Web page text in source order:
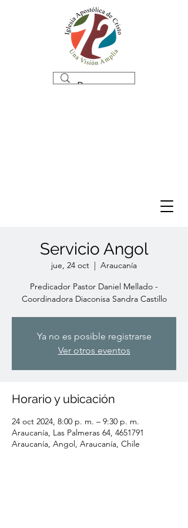
Servicio Angol
jue, 24 oct
  |
Araucanía
Predicador Pastor Daniel Mellado -
Coordinadora Diaconisa Sandra Castillo
Ya no es posible registrarse
Ver otros eventos
Horario y ubicación
24 oct 2024, 8:00 p. m. – 9:30 p. m.
Araucanía, Las Palmeras 64, 4651791
Araucanía, Angol, Araucanía, Chile